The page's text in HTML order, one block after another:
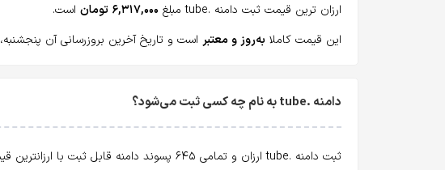
ارزان ترین قیمت ثبت دامنه .tube مبلغ ۶,۳۱۷,۰۰۰ تومان
است.
این قیمت کاملا به‌روز و معتبر است و تاریخ آخرین بروزرسانی آن پنجشنبه، ۱۵ مرداد ۱۴۰۵ است.
دامنه .tube به نام چه کسی ثبت می‌شود؟
ثبت دامنه .tube ارزان و تمامی ۶۴۵ پسوند دامنه قابل ثبت با ارزانترین قیمت و